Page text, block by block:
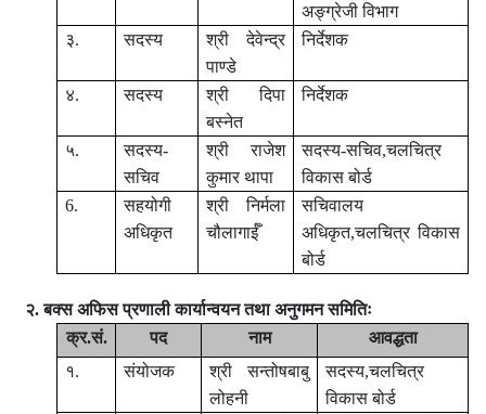
अङ्‍ग्रेजी विभाग
३.
सदस्य
श्री देवेन्द्र
पाण्डे
निर्देशक
४. सदस्य
श्री दिपा
बस्नेत
निर्देशक
५.
सदस्य-
सचिव
श्री राजेश
कुमार थापा
सदस्य-सचिव,चलचित्र
विकास बोर्ड
6.
सहयोगी
अधिकृत
श्री निर्मला
चौलागाईँ
सचिवालय
अधिकृत,चलचित्र विकास
बोर्ड
२. बक्स अफिस प्रणाली कार्यान्वयन तथा अनुगमन समितिः
क्र.सं.
पद नाम
आवद्धता
१.
संयोजक
श्री सन्तोषबाबु
लोहनी
सदस्य,चलचित्र
विकास बोर्ड